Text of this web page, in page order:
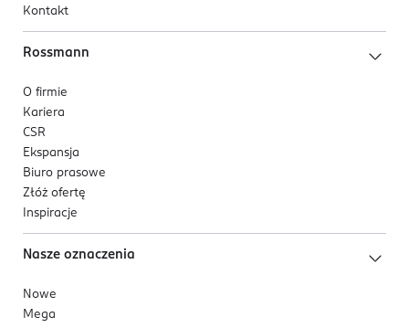
Kontakt
Rossmann
O firmie
Kariera
CSR
Ekspansja
Biuro prasowe
Złóż ofertę
Inspiracje
Nasze oznaczenia
Nowe
Mega